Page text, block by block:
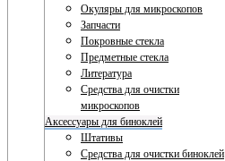
Окуляры для микроскопов
Запчасти
Покровные стекла
Предметные стекла
Литература
Средства для очистки
микроскопов
Аксессуары для биноклей
Штативы
Средства для очистки биноклей